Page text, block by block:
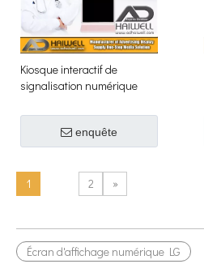
Kiosque interactif de
signalisation numérique
enquête
1 2 »
Écran d'affichage numérique LG